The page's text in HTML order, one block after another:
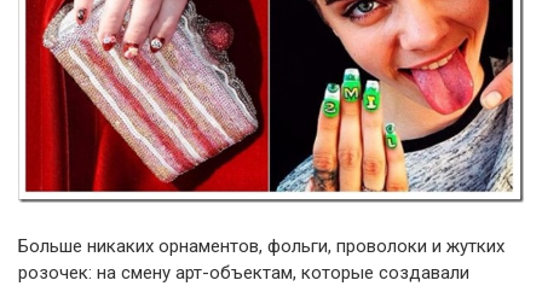
Больше никаких орнаментов, фольги, проволоки и жутких
розочек: на смену арт-объектам, которые создавали